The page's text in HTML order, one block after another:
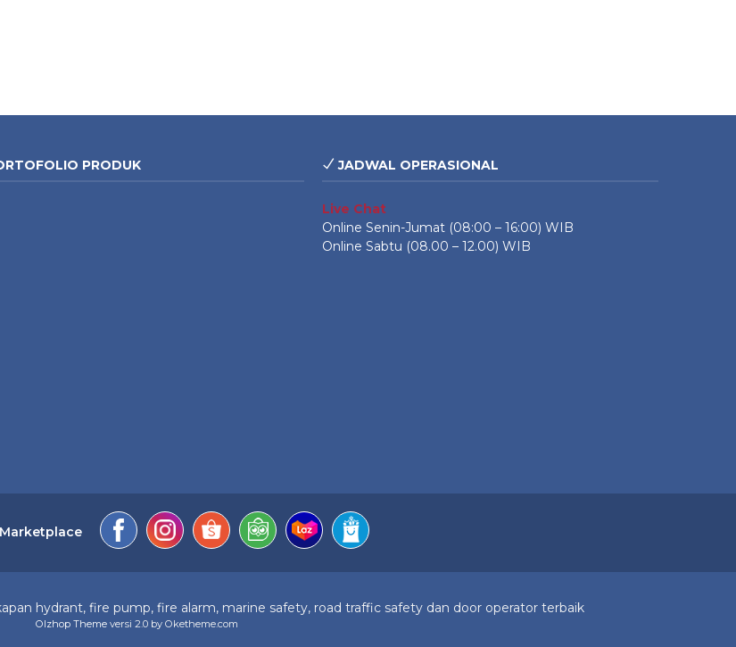
PRODUK JADWAL OPERASIONAL
Live Chat
Online Senin-Jumat (08:00 – 16:00) WIB
Online Sabtu (08.00 – 12.00) WIB
hydrant, fire pump, fire alarm, marine safety, road traffic safety dan door operator terbaik
Olzhop Themeversi 2.0 by Oketheme.com